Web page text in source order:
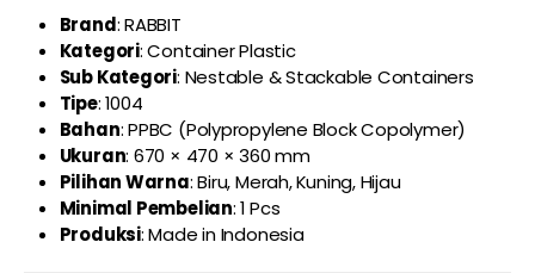
Brand: RABBIT
Kategori: Container Plastic
Sub Kategori: Nestable & Stackable Containers
Tipe: 1004
Bahan: PPBC (Polypropylene Block Copolymer)
Ukuran: 670 × 470 × 360 mm
Pilihan Warna: Biru, Merah, Kuning, Hijau
Minimal Pembelian: 1 Pcs
Produksi: Made in Indonesia